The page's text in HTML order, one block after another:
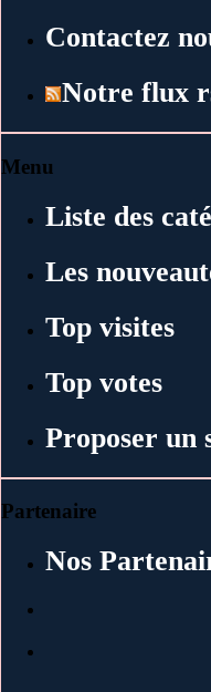
Contactez
Notre flux
Menu
Liste des
Les
Top visites
Top votes
Proposer un
Partenaire
Nos